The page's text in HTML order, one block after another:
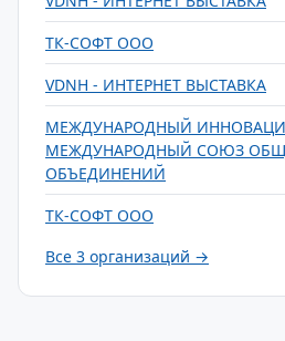
ТК-СОФТ ООО
VDNH - ИНТЕРНЕТ ВЫСТАВКА
МЕЖДУНАРОДНЫЙ
МЕЖДУНАРОДНЫЙ СОЮЗ
ОБЪЕДИНЕНИЙ
ТК-СОФТ ООО
Все 3 организаций →